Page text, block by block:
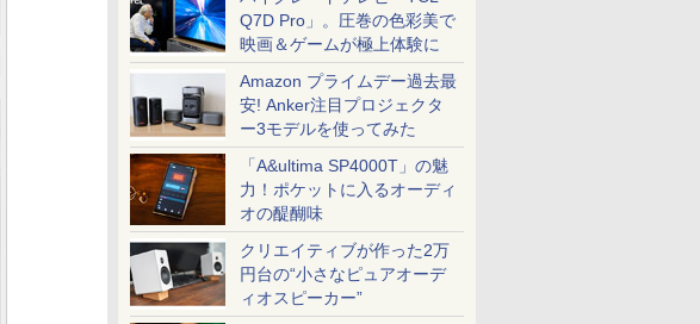
Q7D Pro」。圧巻の色彩美で
映画＆ゲームが極上体験に
Amazon プライムデー過去最
安! Anker注目プロジェクタ
ー3モデルを使ってみた
「A&ultima SP4000T」の魅
力！ポケットに入るオーディ
オの醍醐味
クリエイティブが作った2万
円台の“小さなピュアオーデ
ィオスピーカー”